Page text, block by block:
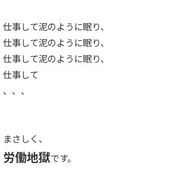
仕事して泥のように眠り、
仕事して泥のように眠り、
仕事して泥のように眠り、
仕事して
、、、
まさしく、
労働地獄です。